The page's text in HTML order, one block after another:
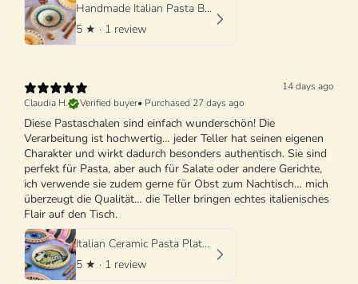
Handmade Italian Pasta Bowl 25 cm | Cappello di Prete
5 ★ · 1 review
14 days ago
Claudia H.
Verified buyer• Purchased 27 days ago
Diese Pastaschalen sind einfach wunderschön! Die
Verarbeitung ist hochwertig… jeder Teller hat seinen eigenen
Charakter und wirkt dadurch besonders authentisch. Sie sind
perfekt für Pasta, aber auch für Salate oder andere Gerichte,
ich verwende sie zudem gerne für Obst zum Nachtisch… mich
überzeugt die Qualität… die Teller bringen echtes italienisches
Flair auf den Tisch.
Italian Ceramic Pasta Plate 25cm | Handmade Design "One of a kind"
5 ★ · 1 review